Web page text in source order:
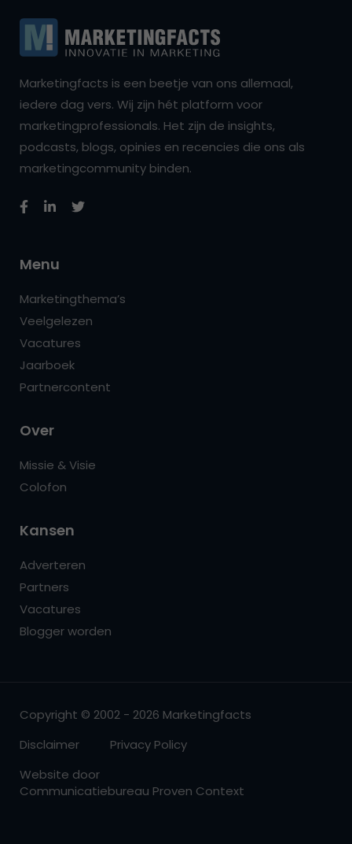
Marketingfacts is een beetje van ons allemaal,
iedere dag vers. Wij zijn hét platform voor
marketingprofessionals. Het zijn de insights,
podcasts, blogs, opinies en recencies die ons als
marketingcommunity binden.
Menu
Marketingthema’s
Veelgelezen
Vacatures
Jaarboek
Partnercontent
Over
Missie & Visie
Colofon
Kansen
Adverteren
Partners
Vacatures
Blogger worden
Copyright © 2002 - 2026 Marketingfacts
Disclaimer
Privacy Policy
Website door
Communicatiebureau Proven Context